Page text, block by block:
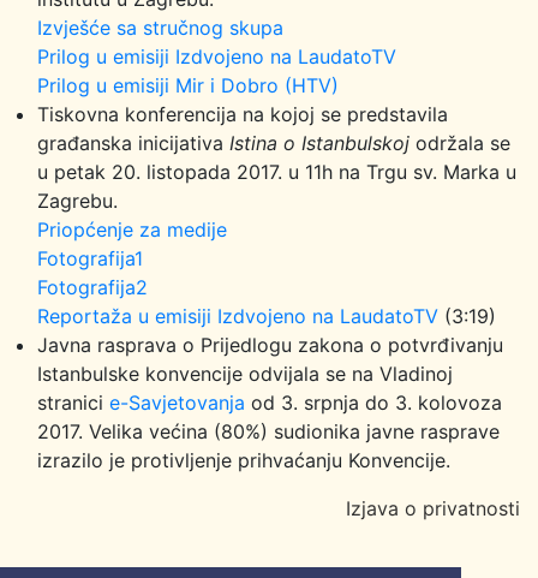
Izvješće sa stručnog skupa
Prilog u emisiji Izdvojeno na LaudatoTV
Prilog u emisiji Mir i Dobro (HTV)
Tiskovna konferencija na kojoj se predstavila
građanska inicijativa Istina o Istanbulskoj održala se
u petak 20. listopada 2017. u 11h na Trgu sv. Marka u
Zagrebu.
Priopćenje za medije
Fotografija1
Fotografija2
Reportaža u emisiji Izdvojeno na LaudatoTV (3:19)
Javna rasprava o Prijedlogu zakona o potvrđivanju
Istanbulske konvencije odvijala se na Vladinoj
stranici e-Savjetovanja od 3. srpnja do 3. kolovoza
2017. Velika većina (80%) sudionika javne rasprave
izrazilo je protivljenje prihvaćanju Konvencije.
Izjava o privatnosti